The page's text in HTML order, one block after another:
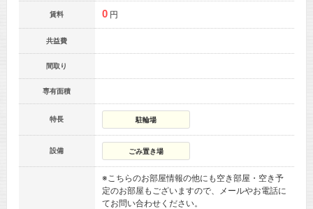
賃料 0 円
共益費
間取り
専有面積
特長 駐輪場
設備 ごみ置き場
※こちらのお部屋情報の他にも空き部屋・空き予
定のお部屋もございますので、メールやお電話に
てお問い合わせください。